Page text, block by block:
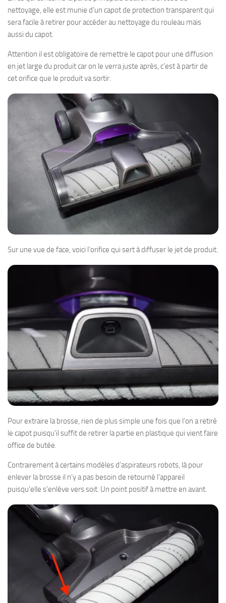
nettoyage, elle est munie d’un capot de protection transparent qui
sera facile à retirer pour accéder au nettoyage du rouleau mais
aussi du capot.
Attention il est obligatoire de remettre le capot pour une diffusion
en jet large du produit car on le verra juste après, c’est à partir de
cet orifice que le produit va sortir.
Sur une vue de face, voici l’orifice qui sert à diffuser le jet de produit.
Pour extraire la brosse, rien de plus simple une fois que l’on a retiré
le capot puisqu’il suffit de retirer la partie en plastique qui vient faire
office de butée.
Contrairement à certains modèles d’aspirateurs robots, là pour
enlever la brosse il n’y a pas besoin de retourné l’appareil
puisqu’elle s’enlève vers soit. Un point positif à mettre en avant.